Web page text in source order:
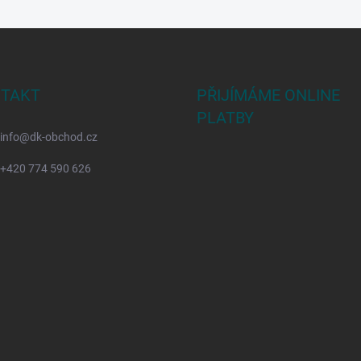
info@dk-obchod.cz
+420 774 590 626
PŘIJÍMÁME ONLINE
PLATBY